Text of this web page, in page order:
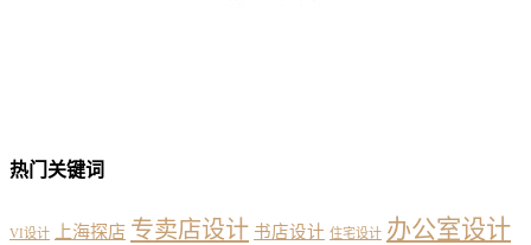
热门关键词
VI设计 上海探店 专卖店设计 书店设计 住宅设计 办公室设计